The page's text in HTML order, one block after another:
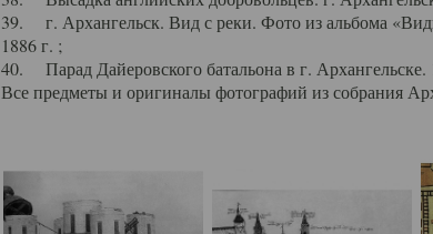
39. г. Архангельск. Вид с реки. Фото из альбома
1886 г. ;
40. Парад Дайеровского батальона в г.
Все предметы и оригиналы фотографий из собрания